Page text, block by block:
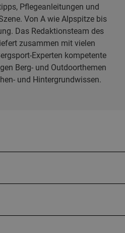
Pflegeanleitungen und
Von A wie Alpspitze bis
Das Redaktionsteam des
zusammen mit vielen
Experten kompetente
Berg- und Outdoorthemen
und Hintergrundwissen.